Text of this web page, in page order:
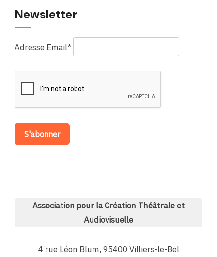
Newsletter
Adresse Email*
Association pour la Création Théâtrale et
Audiovisuelle
4 rue Léon Blum, 95400 Villiers-le-Bel